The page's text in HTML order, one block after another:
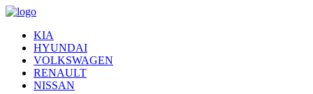
KIA
HYUNDAI
VOLKSWAGEN
RENAULT
NISSAN